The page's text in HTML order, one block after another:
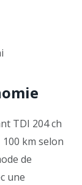
TDI 204 ch
km selon
de
une